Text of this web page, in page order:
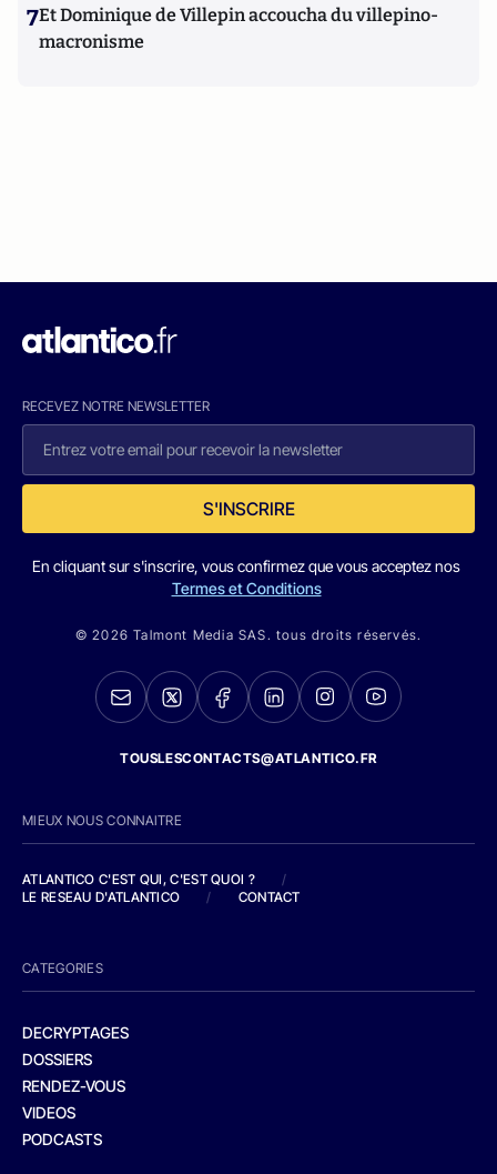
7Et Dominique de Villepin accoucha du villepino-
macronisme
RECEVEZ NOTRE NEWSLETTER
S'INSCRIRE
En cliquant sur s'inscrire, vous confirmez que vous acceptez nos
Termes et Conditions
© 2026 Talmont Media SAS. tous droits réservés.
TOUSLESCONTACTS@ATLANTICO.FR
MIEUX NOUS CONNAITRE
ATLANTICO C'EST QUI, C'EST QUOI ?
/
LE RESEAU D'ATLANTICO
/ CONTACT
CATEGORIES
DECRYPTAGES
DOSSIERS
RENDEZ-VOUS
VIDEOS
PODCASTS